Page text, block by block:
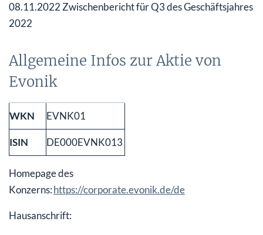
08.11.2022 Zwischenbericht für Q3 des Geschäftsjahres
2022
Allgemeine Infos zur Aktie von
Evonik
WKN EVNK01
ISIN DE000EVNK013
Homepage des
Konzerns:https://corporate.evonik.de/de
Hausanschrift: